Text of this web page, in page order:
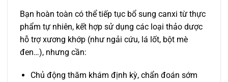
Bạn hoàn toàn có thể tiếp tục bổ sung canxi từ thực
phẩm tự nhiên, kết hợp sử dụng các loại thảo dược
hỗ trợ xương khớp (như ngải cứu, lá lốt, bột mè
đen…), nhưng cần:
Chủ động thăm khám định kỳ, chẩn đoán sớm